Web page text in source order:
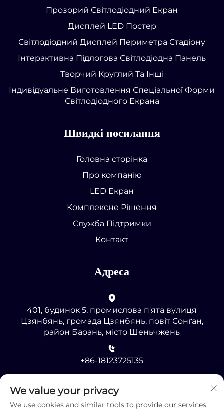
Прозорий Світлодіодний Екран
Дисплей LED Постер
Світлодіодний Дисплей Периметра Стадіону
Інтерактивна Підлогова Світлодіодна Панель
Творчий Круглий Та Інші
Індивідуальне Виготовлення Спеціальної Форми
Світлодіодного Екрана
Швидкі посилання
Головна сторінка
Про компанію
LED Екран
Комплексне Рішення
Служба Підтримки
Контакт
Адреса
401, будинок 5, промислова п'ята вулиця
Цзянбянь, громада Цзянбянь, повіт Сонґан,
район Баоань, місто Шеньчжень
+86-18123725135
[email protected]
We value your privacy
We use cookies and similar tools to provide our services.